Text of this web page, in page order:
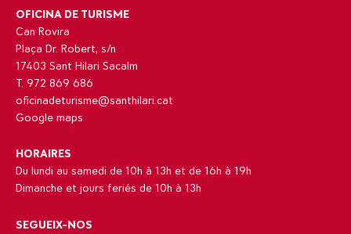
OFICINA DE TURISME
Can Rovira
Plaça Dr. Robert, s/n
17403 Sant Hilari Sacalm
T. 972 869 686
oficinadeturisme@santhilari.cat
Google maps
HORAIRES
Du lundi au samedi de 10h à 13h et de 16h à 19h
Dimanche et jours feriés de 10h à 13h
SEGUEIX-NOS